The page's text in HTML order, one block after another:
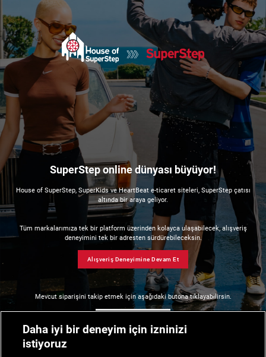
SuperStep online dünyası büyüyor!
House of SuperStep, SuperKids ve HeartBeat e-ticaret siteleri, SuperStep çatısı
altında bir araya geliyor.
Tüm markalarımıza tek bir platform üzerinden kolayca ulaşabilecek, alışveriş
deneyimini tek bir adresten sürdürebileceksin.
Alışveriş Deneyimine Devam Et
Mevcut siparişini takip etmek için aşağıdaki butona tıklayabilirsin.
Daha iyi bir deneyim için izninizi
istiyoruz